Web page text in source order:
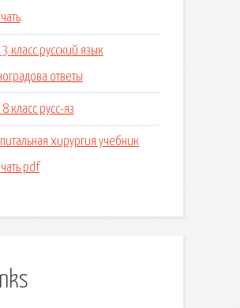
3 класс русский язык
ответы
8 класс русс-яз
хирургия учебник
pdf